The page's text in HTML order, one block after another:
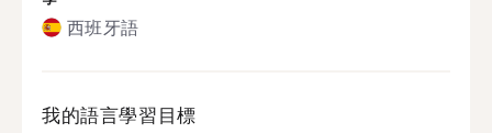
西班牙語
我的語言學習目標